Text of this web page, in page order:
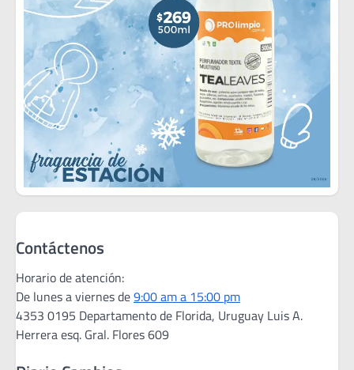
Contáctenos
Horario de atención:
De lunes a viernes de9:00 am a 15:00 pm
4353 0195 Departamento de Florida, Uruguay Luis A.
Herrera esq. Gral. Flores 609